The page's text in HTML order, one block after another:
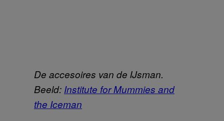
De accesoires van de IJsman.
Beeld: Institute for Mummies and
the Iceman